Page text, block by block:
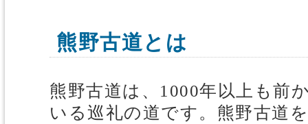
熊野古道とは
熊野古道は、1000年以上も前
いる巡礼の道です。熊野古道